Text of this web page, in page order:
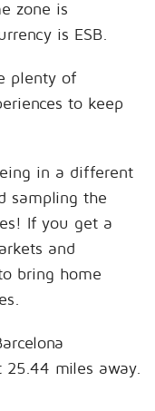
zone is
is ESB.
plenty of
to keep
in a different
sampling the
If you get a
and
bring home
miles away.